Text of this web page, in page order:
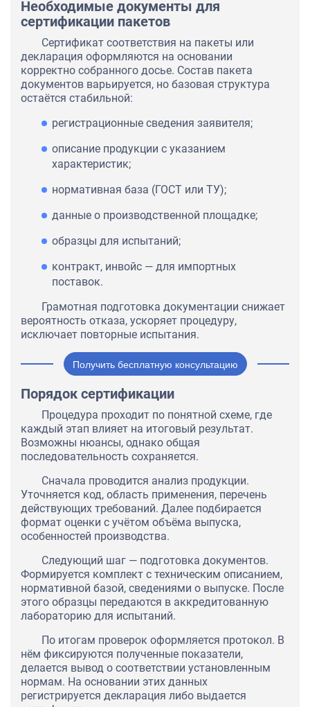
Необходимые документы для
сертификации пакетов
Сертификат соответствия на пакеты или
декларация оформляются на основании
корректно собранного досье. Состав пакета
документов варьируется, но базовая структура
остаётся стабильной:
регистрационные сведения заявителя;
описание продукции с указанием
характеристик;
нормативная база (ГОСТ или ТУ);
данные о производственной площадке;
образцы для испытаний;
контракт, инвойс — для импортных
поставок.
Грамотная подготовка документации снижает
вероятность отказа, ускоряет процедуру,
исключает повторные испытания.
Получить бесплатную консультацию
Порядок сертификации
Процедура проходит по понятной схеме, где
каждый этап влияет на итоговый результат.
Возможны нюансы, однако общая
последовательность сохраняется.
Сначала проводится анализ продукции.
Уточняется код, область применения, перечень
действующих требований. Далее подбирается
формат оценки с учётом объёма выпуска,
особенностей производства.
Следующий шаг — подготовка документов.
Формируется комплект с техническим описанием,
нормативной базой, сведениями о выпуске. После
этого образцы передаются в аккредитованную
лабораторию для испытаний.
По итогам проверок оформляется протокол. В
нём фиксируются полученные показатели,
делается вывод о соответствии установленным
нормам. На основании этих данных
регистрируется декларация либо выдается